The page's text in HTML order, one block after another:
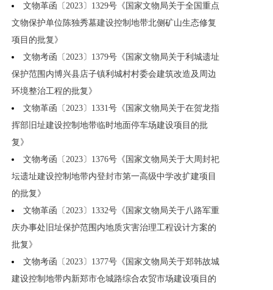
文物革函〔2023〕1329号《国家文物局关于全国重点
文物保护单位陈独秀墓建设控制地带北侧矿山生态修复
项目的批复》
文物考函〔2023〕1379号《国家文物局关于利城遗址
保护范围内博兴县店子镇利城村村委会建筑改造及周边
环境整治工程的批复》
文物革函〔2023〕1331号《国家文物局关于在贺龙指
挥部旧址建设控制地带临时地面停车场建设项目的批
复》
文物考函〔2023〕1376号《国家文物局关于大周封祀
坛遗址建设控制地带内登封市第一高级中学改扩建项目
的批复》
文物革函〔2023〕1332号《国家文物局关于八路军重
庆办事处旧址保护范围内地质灾害治理工程设计方案的
批复》
文物考函〔2023〕1377号《国家文物局关于郑韩故城
建设控制地带内新郑市仓城路综合农贸市场建设项目的